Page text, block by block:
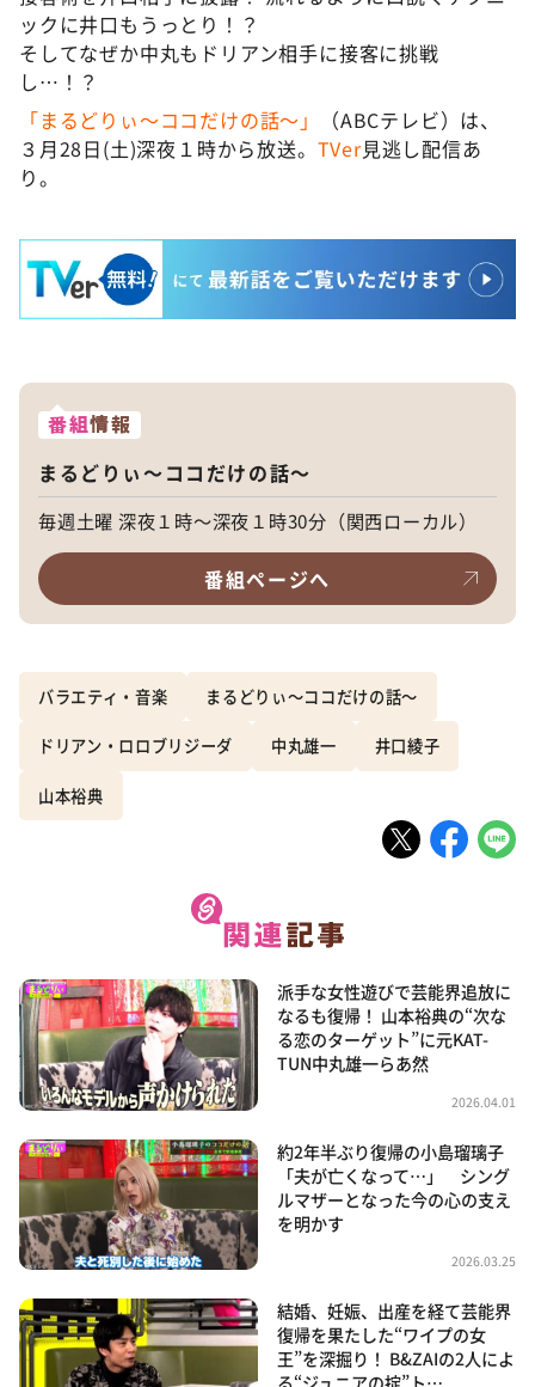
ックに井口もうっとり！？
そしてなぜか中丸もドリアン相手に接客に挑戦
し…！？
「まるどりぃ〜ココだけの話〜」
（ABCテレビ）は、
３月28日(土)深夜１時から放送。 TVer見逃し配信あ
り。
番組情報
まるどりぃ〜ココだけの話〜
毎週土曜 深夜１時〜深夜１時30分（関西ローカル）
番組ページへ
バラエティ・音楽 まるどりぃ〜ココだけの話〜
ドリアン・ロロブリジーダ 中丸雄一 井口綾子
山本裕典
派手な女性遊びで芸能界追放に
なるも復帰！ 山本裕典の“次な
る恋のターゲット”に元KAT-
TUN中丸雄一らあ然
2026.04.01
約2年半ぶり復帰の小島瑠璃子
「夫が亡くなって…」 シング
ルマザーとなった今の心の支え
を明かす
2026.03.25
結婚、妊娠、出産を経て芸能界
復帰を果たした“ワイプの女
王”を深掘り！ B&ZAIの2人によ